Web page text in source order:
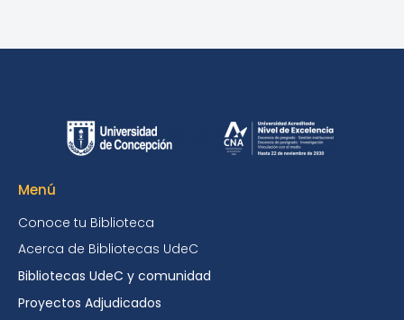
Menú
Conoce tu Biblioteca
Acerca de Bibliotecas UdeC
Bibliotecas UdeC y comunidad
Proyectos Adjudicados